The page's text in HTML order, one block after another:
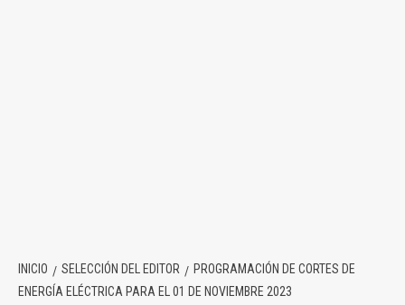
INICIO SELECCIÓN DEL EDITOR
PROGRAMACIÓN DE CORTES DE
ENERGÍA ELÉCTRICA PARA EL 01 DE NOVIEMBRE 2023